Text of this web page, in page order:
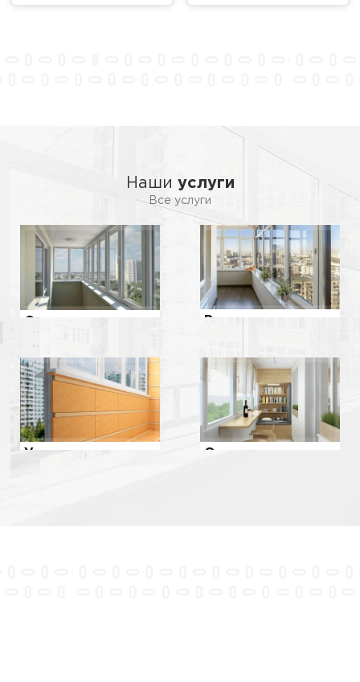
Наши услуги
Все услуги
Остекление Ремонт
Утепление Отделка